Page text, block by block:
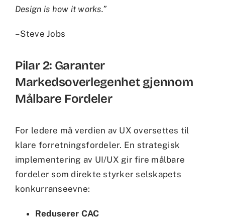
Design is how it works.”
– Steve Jobs
Pilar 2: Garanter
Markedsoverlegenhet gjennom
Målbare Fordeler
For ledere må verdien av UX oversettes til
klare forretningsfordeler. En strategisk
implementering av UI/UX gir fire målbare
fordeler som direkte styrker selskapets
konkurranseevne:
Reduserer CAC